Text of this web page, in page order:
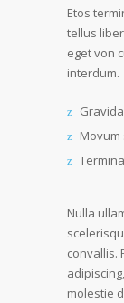
Etos
tellus
eget von
interdum.
Nulla
convallis.
molestie